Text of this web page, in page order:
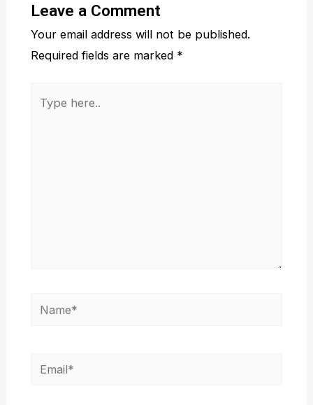
Leave a Comment
Your email address will not be published.
Required fields are marked *
here..
Name*
Email*